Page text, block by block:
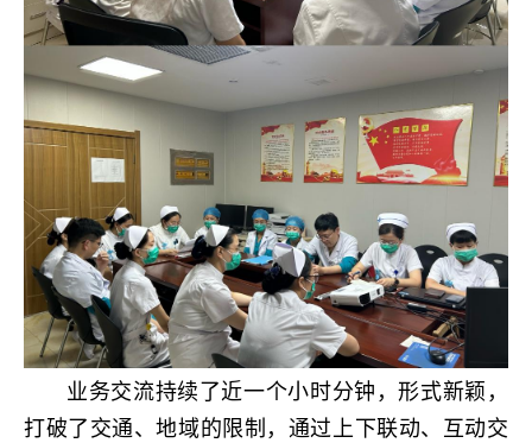
业务交流持续了近一个小时分钟，形式新颖，
打破了交通、地域的限制，通过上下联动、互动交